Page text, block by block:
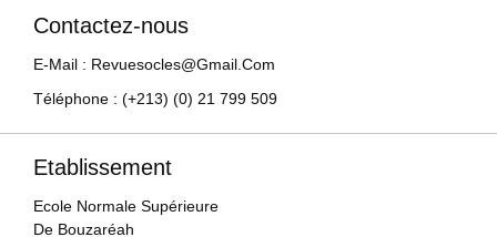
Contactez-nous
E-Mail : Revuesocles@gmail.com
Téléphone : (+213) (0) 21 799 509
Etablissement
Ecole Normale Supérieure
De Bouzaréah